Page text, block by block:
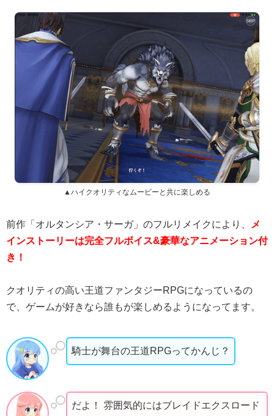
▲ハイクオリティなムービーと共に楽しめる
前作「オルタンシア・サーガ」のフルリメイクにより、
メ
インストーリーは完全フルボイス&豪華なアニメーション付
き！
クオリティの高い王道ファンタジーRPGになっているの
で、ゲームが好きなら誰もが楽しめるようになってます。
騎士が舞台の王道RPGってかんじ？
だよ！ 雰囲気的にはブレイドエクスロード